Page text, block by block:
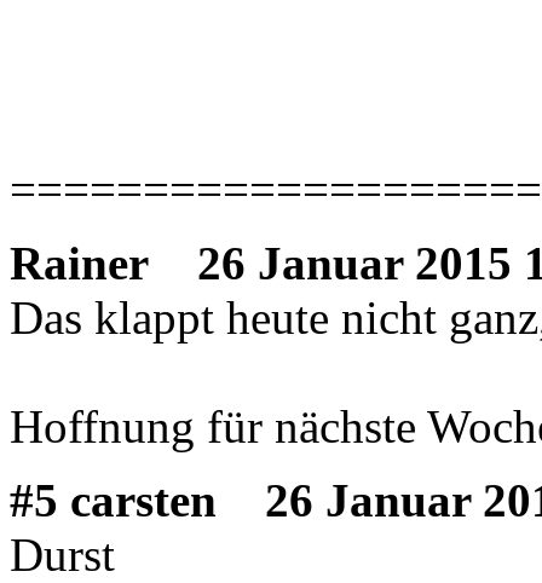
Rainer
26 Januar 2015
Das klappt heute nicht
Hoffnung für nächste
#5 carsten
26 Januar
Durst